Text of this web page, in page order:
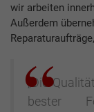
wir arbeiten
Außerdem
„Die
bester